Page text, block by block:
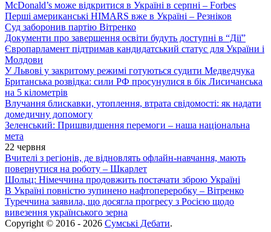
McDonald’s може відкритися в Україні в серпні – Forbes
Перші американські HIMARS вже в Україні – Резніков
Суд заборонив партію Вітренко
Документи про завершення освіти будуть доступні в “Дії”
Європарламент підтримав кандидатський статус для України і
Молдови
У Львові у закритому режимі готуються судити Медведчука
Британська розвідка: сили РФ просунулися в бік Лисичанська
на 5 кілометрів
Влучання блискавки, утоплення, втрата свідомості: як надати
домедичну допомогу
Зеленський: Пришвидшення перемоги – наша національна
мета
22 червня
Вчителі з регіонів, де відновлять офлайн-навчання, мають
повернутися на роботу – Шкарлет
Шольц: Німеччина продовжить постачати зброю Україні
В Україні повністю зупинено нафтопереробку – Вітренко
Туреччина заявила, що досягла прогресу з Росією щодо
вивезення українського зерна
Copyright © 2016 - 2026 Сумські Дебати.